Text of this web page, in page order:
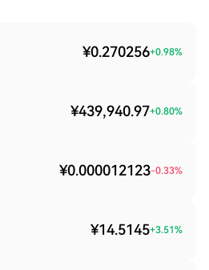
¥0.270256+0.98%
¥439,940.97+0.80%
¥0.000012123-0.33%
¥14.5145+3.51%